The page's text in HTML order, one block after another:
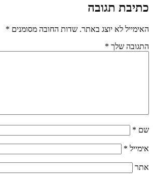
כתיבת תגובה
האימייל לא יוצג באתר. שדות החובה מסומנים *
התגובה שלך *
שם *
אימייל *
אתר